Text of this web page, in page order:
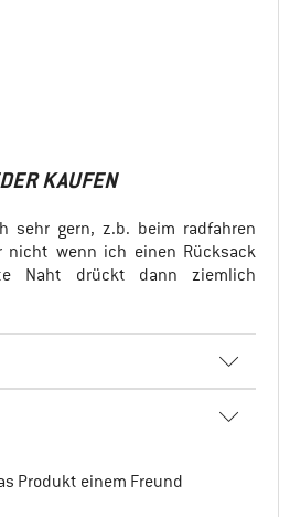
KAUFEN
sehr gern, z.b. beim radfahren
nicht wenn ich einen Rücksack
Naht drückt dann ziemlich
Produkt einem Freund